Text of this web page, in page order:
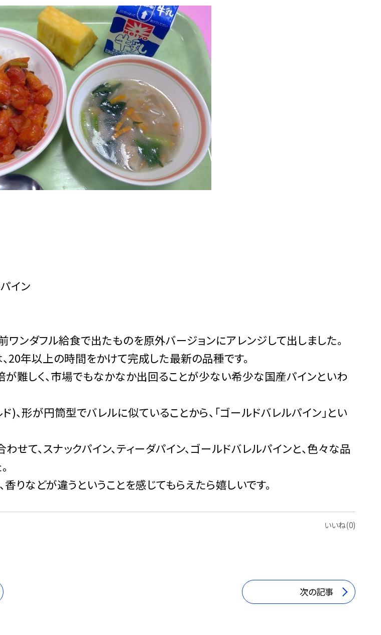
イン
ワンダフル給食で出たものを原外バージョンにアレンジして出しました。
20年以上の時間をかけて完成した最新の品種です。
難しく、市場でもなかなか出回ることが少ない希少な国産パインといわ
、形が円筒型でバレルに似ていることから、「ゴールドバレルパイン」とい
せて、スナックパイン、ティーダパイン、ゴールドバレルパインと、色々な品
香りなどが違うということを感じてもらえたら嬉しいです。
いいね(0)
次の記事